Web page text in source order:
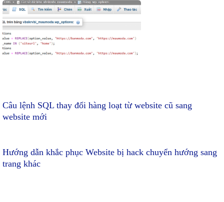
Câu lệnh SQL thay đổi hàng loạt từ website cũ sang
website mới
Hướng dẫn khắc phục Website bị hack chuyển hướng sang
trang khác